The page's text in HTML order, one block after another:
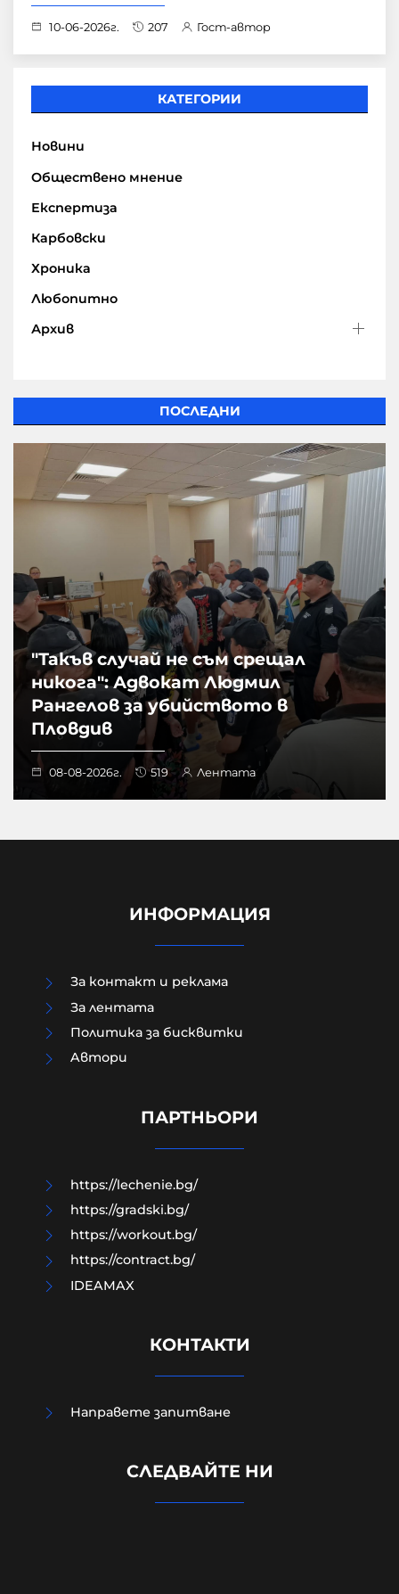
10-06-2026г. 207 Гост-автор
КАТЕГОРИИ
Новини
Обществено мнение
Експертиза
Карбовски
Хроника
Любопитно
Архив
ПОСЛЕДНИ
"Такъв случай не съм срещал
никога": Адвокат Людмил
Рангелов за убийството в
Пловдив
08-08-2026г. 519 Лентата
прости стъпки?
украинската посланичка заради
ИНФОРМАЦИЯ
За контакт и реклама
За лентата
Политика за бисквитки
Aвтори
ПАРТНЬОРИ
https://lechenie.bg/
https://gradski.bg/
https://workout.bg/
https://contract.bg/
IDEAMAX
КОНТАКТИ
Направете запитване
СЛЕДВАЙТЕ НИ